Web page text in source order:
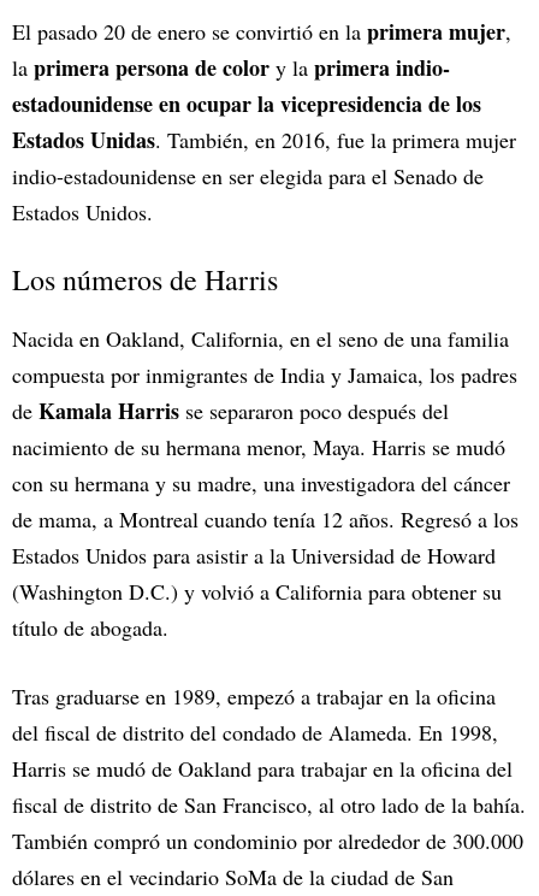
El pasado 20 de enero se convirtió en la primera mujer,
la primera persona de color y la primera indio-
estadounidenseen ocupar la vicepresidencia de los
Estados Unidas. También, en 2016, fue la primera mujer
indio-estadounidense en ser elegida para el Senado de
Estados Unidos.
Los números de Harris
Nacida en Oakland, California, en el seno de una familia
compuesta por inmigrantes de India y Jamaica, los padres
de Kamala Harris se separaron poco después del
nacimiento de su hermana menor, Maya. Harris se mudó
con su hermana y su madre, una investigadora del cáncer
de mama, a Montreal cuando tenía 12 años. Regresó a los
Estados Unidos para asistir a la Universidad de Howard
(Washington D.C.) y volvió a California para obtener su
título de abogada.
Tras graduarse en 1989, empezó a trabajar en la oficina
del fiscal de distrito del condado de Alameda. En 1998,
Harris se mudó de Oakland para trabajar en la oficina del
fiscal de distrito de San Francisco, al otro lado de la bahía.
También compró un condominio por alrededor de 300.000
dólares en el vecindario SoMa de la ciudad de San